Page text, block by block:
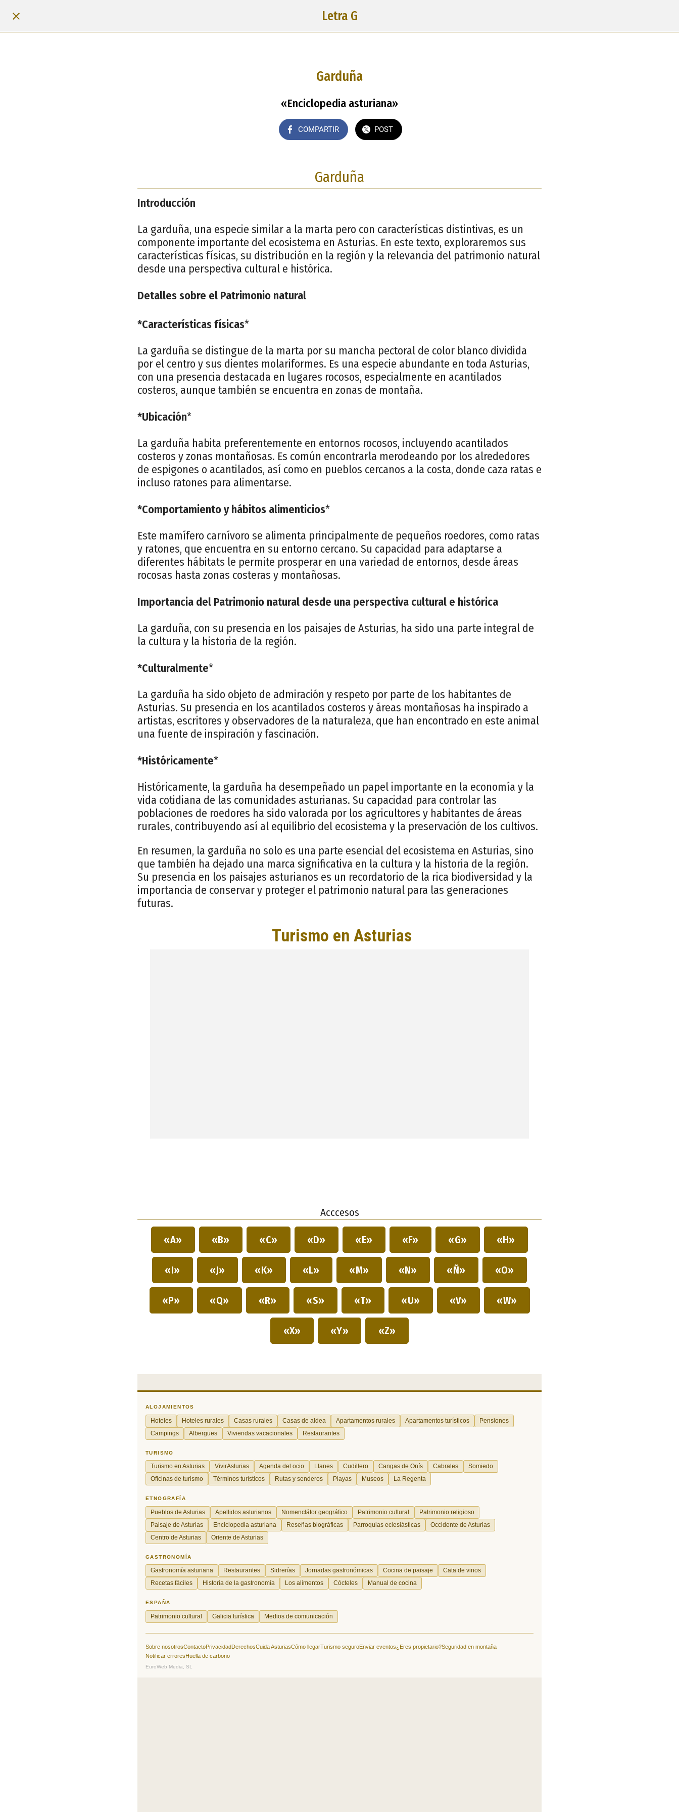
Letra G
Garduña
«Enciclopedia asturiana»
COMPARTIR POST
Garduña
Introducción
La garduña, una especie similar a la marta pero con características distintivas, es un
componente importante del ecosistema en Asturias. En este texto, exploraremos sus
características físicas, su distribución en la región y la relevancia del patrimonio natural
desde una perspectiva cultural e histórica.
Detalles sobre el Patrimonio natural
*Características físicas*
La garduña se distingue de la marta por su mancha pectoral de color blanco dividida
por el centro y sus dientes molariformes. Es una especie abundante en toda Asturias,
con una presencia destacada en lugares rocosos, especialmente en acantilados
costeros, aunque también se encuentra en zonas de montaña.
*Ubicación*
La garduña habita preferentemente en entornos rocosos, incluyendo acantilados
costeros y zonas montañosas. Es común encontrarla merodeando por los alrededores
de espigones o acantilados, así como en pueblos cercanos a la costa, donde caza ratas e
incluso ratones para alimentarse.
*Comportamiento y hábitos alimenticios*
Este mamífero carnívoro se alimenta principalmente de pequeños roedores, como ratas
y ratones, que encuentra en su entorno cercano. Su capacidad para adaptarse a
diferentes hábitats le permite prosperar en una variedad de entornos, desde áreas
rocosas hasta zonas costeras y montañosas.
Importancia del Patrimonio natural desde una perspectiva cultural e histórica
La garduña, con su presencia en los paisajes de Asturias, ha sido una parte integral de
la cultura y la historia de la región.
*Culturalmente*
La garduña ha sido objeto de admiración y respeto por parte de los habitantes de
Asturias. Su presencia en los acantilados costeros y áreas montañosas ha inspirado a
artistas, escritores y observadores de la naturaleza, que han encontrado en este animal
una fuente de inspiración y fascinación.
*Históricamente*
Históricamente, la garduña ha desempeñado un papel importante en la economía y la
vida cotidiana de las comunidades asturianas. Su capacidad para controlar las
poblaciones de roedores ha sido valorada por los agricultores y habitantes de áreas
rurales, contribuyendo así al equilibrio del ecosistema y la preservación de los cultivos.
En resumen, la garduña no solo es una parte esencial del ecosistema en Asturias, sino
que también ha dejado una marca significativa en la cultura y la historia de la región.
Su presencia en los paisajes asturianos es un recordatorio de la rica biodiversidad y la
importancia de conservar y proteger el patrimonio natural para las generaciones
futuras.
Acccesos
«A» «B» «C» «D» «E» «F» «G» «H»
«I» «J» «K» «L» «M» «N» «Ñ» «O»
«P» «Q» «R» «S» «T» «U» «V» «W»
«X» «Y» «Z»